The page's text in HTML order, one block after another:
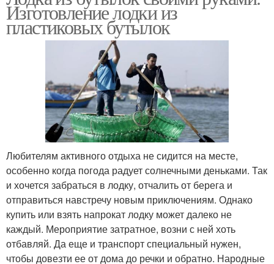
Изготовление лодки из
пластиковых бутылок
Любителям активного отдыха не сидится на месте,
особенно когда погода радует солнечными деньками. Так
и хочется забраться в лодку, отчалить от берега и
отправиться навстречу новым приключениям. Однако
купить или взять напрокат лодку может далеко не
каждый. Мероприятие затратное, возни с ней хоть
отбавляй. Да еще и транспорт специальный нужен,
чтобы довезти ее от дома до речки и обратно. Народные